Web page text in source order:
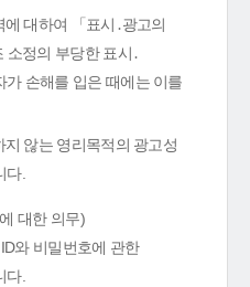
대하여 「표시․광고의
소정의 부당한 표시․
손해를 입은 때에는 이를
않는 영리목적의 광고성
다.
대한 의무)
와 비밀번호에 관한
다.